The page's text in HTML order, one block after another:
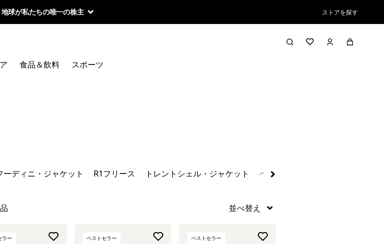
地球が私たちの唯一の株主 ストアを探す
食品＆飲料 スポーツ
ション
ーディニ・ジャケット R1フリース トレントシェル・ジャケット ベター・セーター・フリース
ラー ベストセラー ベストセラー